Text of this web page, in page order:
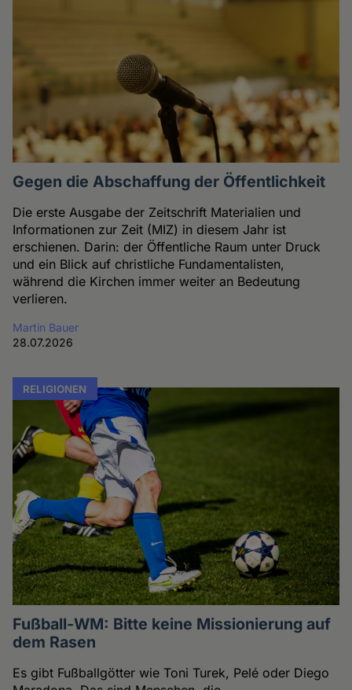
Gegen die Abschaffung der Öffentlichkeit
Die erste Ausgabe der Zeitschrift Materialien und
Informationen zur Zeit (MIZ) in diesem Jahr ist
erschienen. Darin: der Öffentliche Raum unter Druck
und ein Blick auf christliche Fundamentalisten,
während die Kirchen immer weiter an Bedeutung
verlieren.
Martin Bauer
28.07.2026
RELIGIONEN
Fußball-WM: Bitte keine Missionierung auf
dem Rasen
Es gibt Fußballgötter wie Toni Turek, Pelé oder Diego